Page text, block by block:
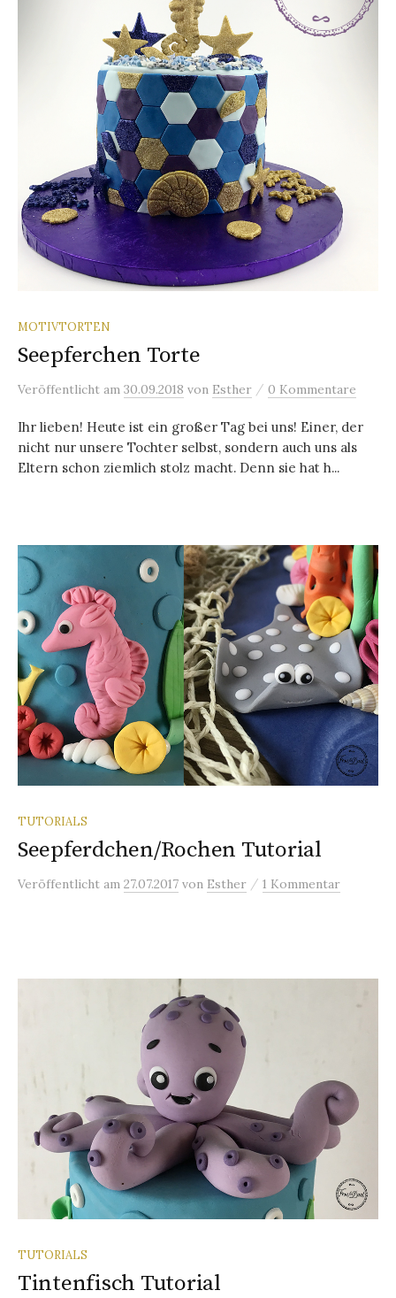
MOTIVTORTEN
Seepferchen Torte
Veröffentlicht am 30.09.2018 von Esther / 0 Kommentare
Ihr lieben! Heute ist ein großer Tag bei uns! Einer, der
nicht nur unsere Tochter selbst, sondern auch uns als
Eltern schon ziemlich stolz macht. Denn sie hat h...
TUTORIALS
Seepferdchen/Rochen Tutorial
Veröffentlicht am 27.07.2017 von Esther / 1 Kommentar
TUTORIALS
Tintenfisch Tutorial